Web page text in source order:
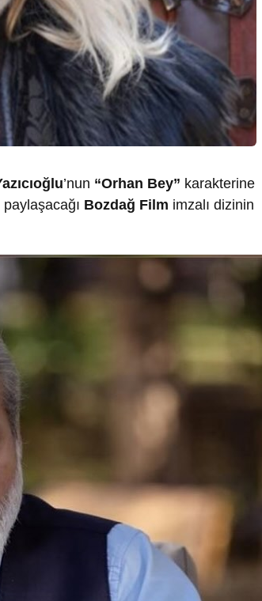
’nun “Orhan Bey” karakterine
paylaşacağı Bozdağ Film imzalı dizinin